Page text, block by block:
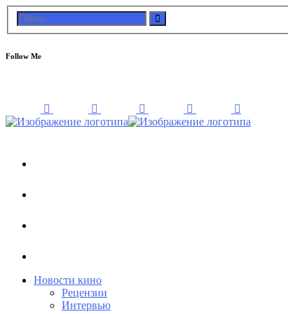
Follow Me
Новости кино
Рецензии
Интервью